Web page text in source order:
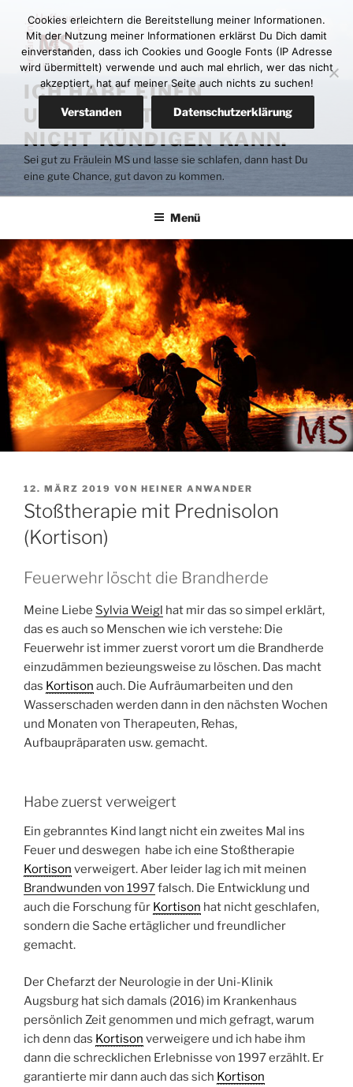
Inhalt
springen
ICH HABE EINEN
UNTERMIETER DEN ICH
NICHT KÜNDIGEN KANN.
Sei gut zu Fräulein MS und lasse sie schlafen, dann hast Du
eine gute Chance, gut davon zu kommen.
Menü
VERÖFFENTLICHT
AM
12. MÄRZ 2019 VON HEINER ANWANDER
Stoßtherapie mit Prednisolon
(Kortison)
Feuerwehr löscht die Brandherde
Meine Liebe Sylvia Weigl hat mir das so simpel erklärt,
das es auch so Menschen wie ich verstehe: Die
Feuerwehr ist immer zuerst vorort um die Brandherde
einzudämmen bezieungsweise zu löschen. Das macht
das Kortison auch. Die Aufräumarbeiten und den
Wasserschaden werden dann in den nächsten Wochen
und Monaten von Therapeuten, Rehas,
Aufbaupräparaten usw. gemacht.
Habe zuerst verweigert
Ein gebranntes Kind langt nicht ein zweites Mal ins
Feuer und deswegen habe ich eine Stoßtherapie
Kortison verweigert. Aber leider lag ich mit meinen
Brandwunden von 1997falsch. Die Entwicklung und
auch die Forschung für Kortison hat nicht geschlafen,
sondern die Sache ertäglicher und freundlicher
gemacht.
Der Chefarzt der Neurologie in der Uni-Klinik
Augsburg hat sich damals (2016) im Krankenhaus
persönlich Zeit genommen und mich gefragt, warum
ich denn das Kortison verweigere und ich habe ihm
dann die schrecklichen Erlebnisse von 1997 erzählt. Er
garantierte mir dann auch das sich Kortison
Cookies erleichtern die Bereitstellung meiner Informationen.
Mit der Nutzung meiner Informationen erklärst Du Dich damit
einverstanden, dass ich Cookies und Google Fonts (IP Adresse
wird übermittelt) verwende und auch mal ehrlich, wer das nicht
akzeptiert, hat auf meiner Seite auch nichts zu suchen!
Verstanden Datenschutzerklärung